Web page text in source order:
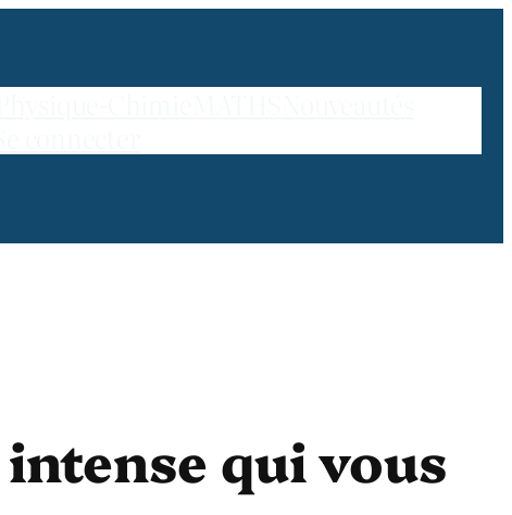
qui vous